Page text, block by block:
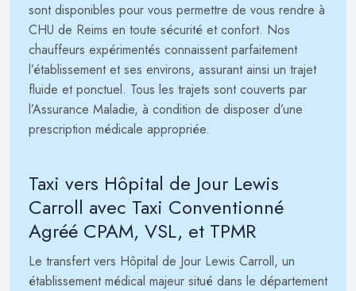
sont disponibles pour vous permettre de vous rendre à
CHU de Reims en toute sécurité et confort. Nos
chauffeurs expérimentés connaissent parfaitement
l’établissement et ses environs, assurant ainsi un trajet
fluide et ponctuel. Tous les trajets sont couverts par
l’Assurance Maladie, à condition de disposer d’une
prescription médicale appropriée.
Taxi vers Hôpital de Jour Lewis
Carroll avec Taxi Conventionné
Agréé CPAM, VSL, et TPMR
Le transfert vers Hôpital de Jour Lewis Carroll, un
établissement médical majeur situé dans le département